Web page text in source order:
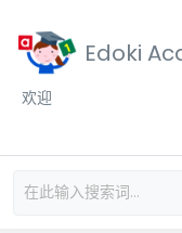
Edoki
欢迎